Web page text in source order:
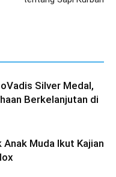
Silver Medal,
Berkelanjutan di
Muda Ikut Kajian